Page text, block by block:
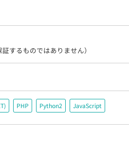
するものではありません）
PHP Python2 JavaScript